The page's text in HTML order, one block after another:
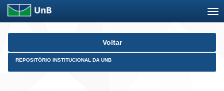
Skip
Voltar
REPOSITÓRIO INSTITUCIONAL DA UNB